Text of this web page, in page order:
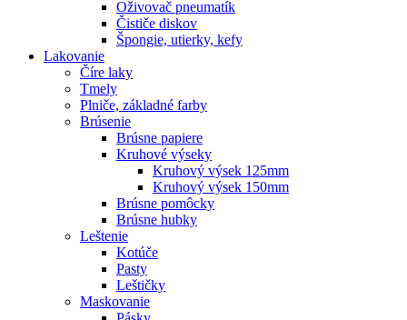
Oživovač pneumatík
Čističe diskov
Špongie, utierky, kefy
Lakovanie
Číre laky
Tmely
Plniče, základné farby
Brúsenie
Brúsne papiere
Kruhové výseky
Kruhový výsek 125mm
Kruhový výsek 150mm
Brúsne pomôcky
Brúsne hubky
Leštenie
Kotúče
Pasty
Leštičky
Maskovanie